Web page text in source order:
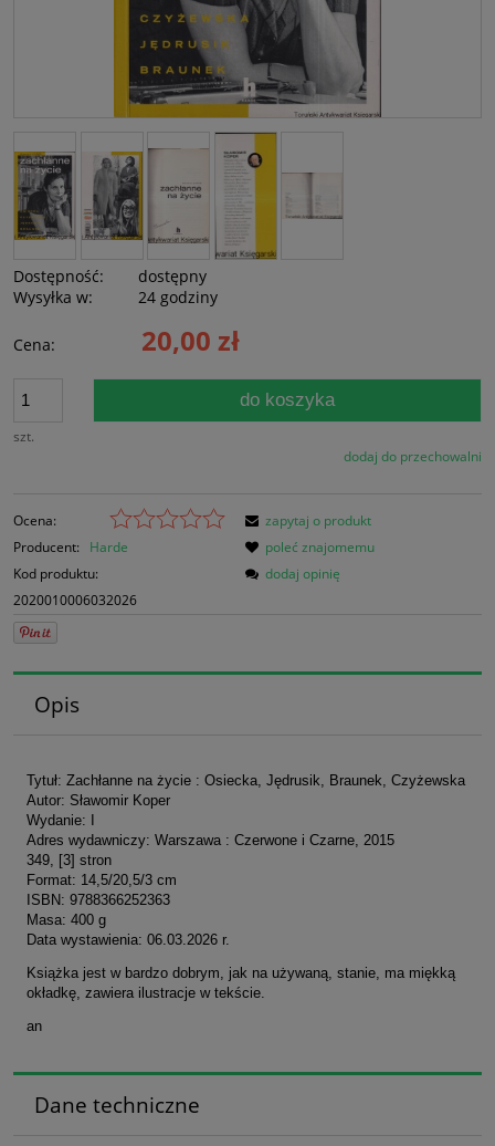
Dostępność:
dostępny
Wysyłka w:
24 godziny
Cena: 20,00 zł
szt.
do koszyka
dodaj do przechowalni
Ocena:
Producent:
Harde
Kod produktu:
2020010006032026
zapytaj o produkt
poleć znajomemu
dodaj opinię
Opis
Tytuł: Zachłanne na życie : Osiecka, Jędrusik, Braunek, Czyżewska
Autor: Sławomir Koper
Wydanie: I
Adres wydawniczy: Warszawa : Czerwone i Czarne, 2015
349, [3] stron
Format: 14,5/20,5/3 cm
ISBN: 9788366252363
Masa: 400 g
Data wystawienia: 06.03.2026 r.
Książka jest w bardzo dobrym, jak na używaną, stanie, ma miękką
okładkę, zawiera ilustracje w tekście.
an
Dane techniczne